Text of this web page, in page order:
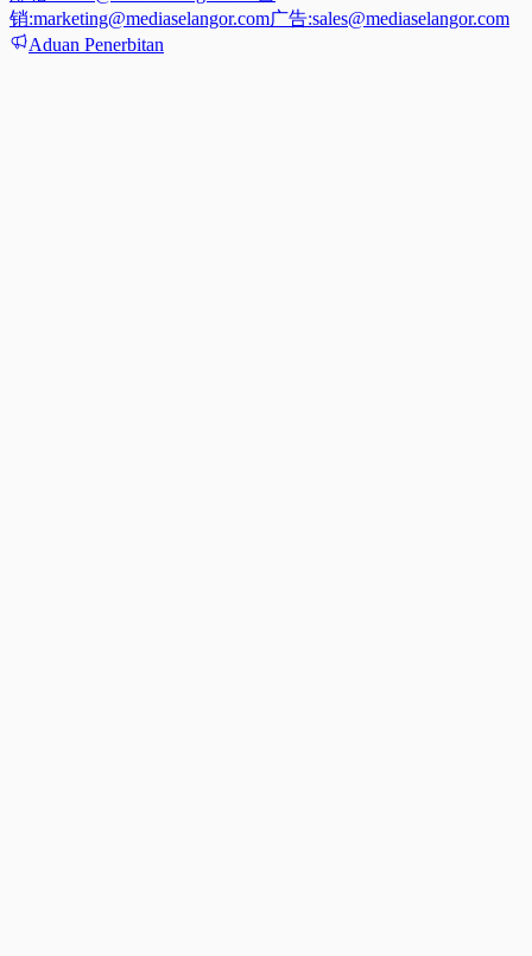
销:marketing@mediaselangor.com广告:sales@mediaselangor.com
Aduan Penerbitan